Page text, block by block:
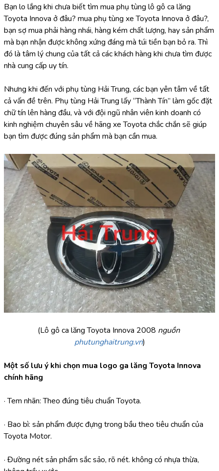
Bạn lo lắng khi chưa biết tìm mua phụ tùng lô gô ca lăng
Toyota Innova ở đâu? mua phụ tùng xe Toyota Innova ở đâu?,
bạn sợ mua phải hàng nhái, hàng kém chất lượng, hay sản phẩm
mà bạn nhận được không xứng đáng mà túi tiền bạn bỏ ra. Thì
đó là tâm lý chung của tất cả các khách hàng khi chưa tìm được
nhà cung cấp uy tín.
Nhưng khi đến với phụ tùng Hải Trung, các bạn yên tâm về tất
cả vấn đề trên. Phụ tùng Hải Trung lấy “Thành Tín” làm gốc đặt
chữ tín lên hàng đầu, và với đội ngũ nhân viên kinh doanh có
kinh nghiệm chuyên sâu về hãng xe Toyota chắc chắn sẽ giúp
bạn tìm được đúng sản phẩm mà bạn cần mua.
(Lô gô ca lăng Toyota Innova 2008
nguồn
phutunghaitrung.vn)
Một số lưu ý khi chọn mua logo ga lăng Toyota Innova
chính hãng
· Tem nhãn: Theo đúng tiêu chuẩn Toyota.
· Bao bì: sản phẩm được đựng trong bầu theo tiêu chuẩn của
Toyota Motor.
· Đường nét sản phẩm sắc sảo, rõ nét. không có nhựa thừa,